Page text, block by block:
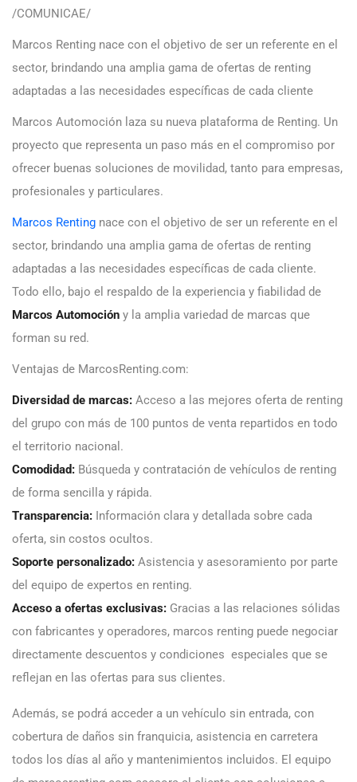
/COMUNICAE/
Marcos Renting nace con el objetivo de ser un referente en el
sector, brindando una amplia gama de ofertas de renting
adaptadas a las necesidades específicas de cada cliente
Marcos Automoción laza su nueva plataforma de Renting. Un
proyecto que representa un paso más en el compromiso por
ofrecer buenas soluciones de movilidad, tanto para empresas,
profesionales y particulares.
Marcos Renting nace con el objetivo de ser un referente en el
sector, brindando una amplia gama de ofertas de renting
adaptadas a las necesidades específicas de cada cliente.
Todo ello, bajo el respaldo de la experiencia y fiabilidad de
Marcos Automoción y la amplia variedad de marcas que
forman su red.
Ventajas de MarcosRenting.com:
Diversidad de marcas: Acceso a las mejores oferta de renting
del grupo con más de 100 puntos de venta repartidos en todo
el territorio nacional.
Comodidad: Búsqueda y contratación de vehículos de renting
de forma sencilla y rápida.
Transparencia: Información clara y detallada sobre cada
oferta, sin costos ocultos.
Soporte personalizado: Asistencia y asesoramiento por parte
del equipo de expertos en renting.
Acceso a ofertas exclusivas: Gracias a las relaciones sólidas
con fabricantes y operadores, marcos renting puede negociar
directamente descuentos y condiciones especiales que se
reflejan en las ofertas para sus clientes.
Además, se podrá acceder a un vehículo sin entrada, con
cobertura de daños sin franquicia, asistencia en carretera
todos los días al año y mantenimientos incluidos. El equipo